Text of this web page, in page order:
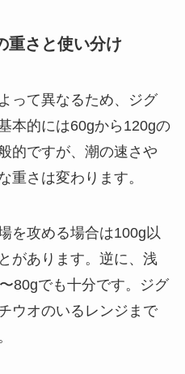
重さと使い分け
って異なるため、ジグ
本的には60gから120gの
的ですが、潮の速さや
重さは変わります。
を攻める場合は100g以
があります。逆に、浅
80gでも十分です。ジグ
ウオのいるレンジまで